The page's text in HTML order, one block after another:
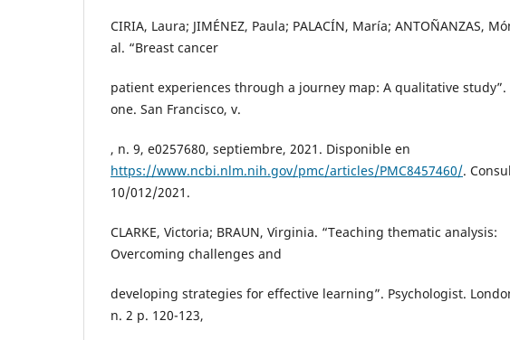
CIRIA, Laura; JIMÉNEZ, Paula; PALACÍN, María; ANTOÑANZAS,
al. “Breast cancer
patient experiences through a journey map: A qualitative study”.
one. San Francisco, v.
, n. 9, e0257680, septiembre, 2021. Disponible en
https://www.ncbi.nlm.nih.gov/pmc/articles/PMC8457460/.
10/012/2021.
CLARKE, Victoria; BRAUN, Virginia. “Teaching thematic analysis:
Overcoming challenges and
developing strategies for effective learning”. Psychologist.
n. 2 p. 120-123,